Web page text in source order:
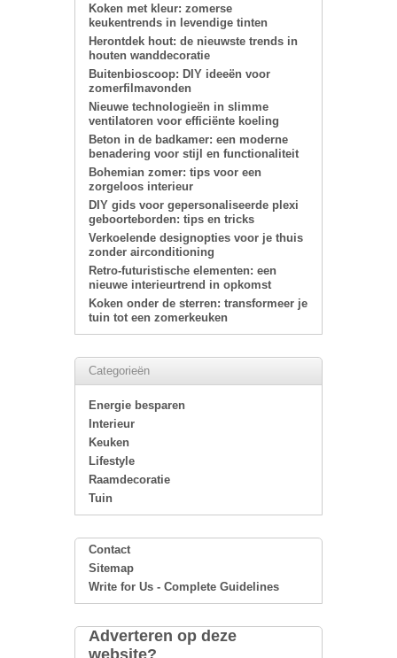
Koken met kleur: zomerse
keukentrends in levendige tinten
Herontdek hout: de nieuwste trends in
houten wanddecoratie
Buitenbioscoop: DIY ideeën voor
zomerfilmavonden
Nieuwe technologieën in slimme
ventilatoren voor efficiënte koeling
Beton in de badkamer: een moderne
benadering voor stijl en functionaliteit
Bohemian zomer: tips voor een
zorgeloos interieur
DIY gids voor gepersonaliseerde plexi
geboorteborden: tips en tricks
Verkoelende designopties voor je thuis
zonder airconditioning
Retro-futuristische elementen: een
nieuwe interieurtrend in opkomst
Koken onder de sterren: transformeer je
tuin tot een zomerkeuken
Categorieën
Energie besparen
Interieur
Keuken
Lifestyle
Raamdecoratie
Tuin
Contact
Sitemap
Write for Us - Complete Guidelines
Adverteren op deze
website?